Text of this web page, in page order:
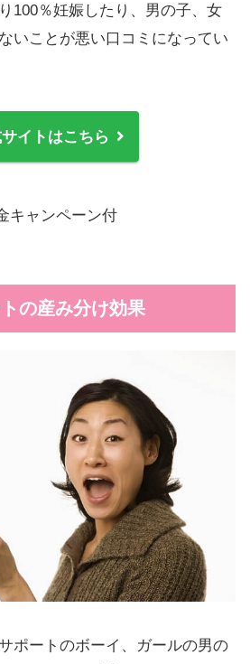
100％妊娠したり、男の子、女
いことが悪い口コミになってい
イトはこちら
キャンペーン付
の産み分け効果
ポートのボーイ、ガールの男の